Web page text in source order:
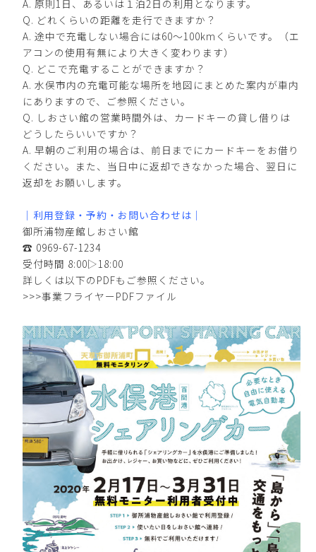
A. 原則1日、あるいは１泊2日の利用となります。
Q. どれくらいの距離を走行できますか？
A. 途中で充電しない場合には60〜100kmくらいです。（エ
アコンの使用有無により大きく変わります）
Q. どこで充電することができますか？
A. 水俣市内の充電可能な場所を地図にまとめた案内が車内
にありますので、ご参照ください。
Q. しおさい館の営業時間外は、カードキーの貸し借りは
どうしたらいいですか？
A. 早朝のご利用の場合は、前日までにカードキーをお借り
ください。また、当日中に返却できなかった場合、翌日に
返却をお願いします。
｜利用登録・予約・お問い合わせは｜
御所浦物産館しおさい館
☎︎ 0969-67-1234
受付時間 8:00▷18:00
詳しくは以下のPDFもご参照ください。
>>>事業フライヤーPDFファイル